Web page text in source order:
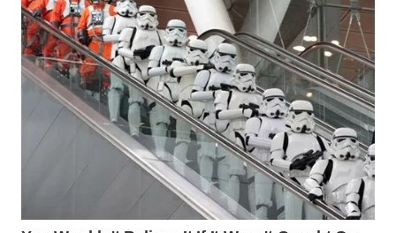
DANAU
TOBA
WN
NIAS
TAPANULI